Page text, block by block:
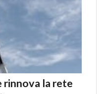
rinnova la rete